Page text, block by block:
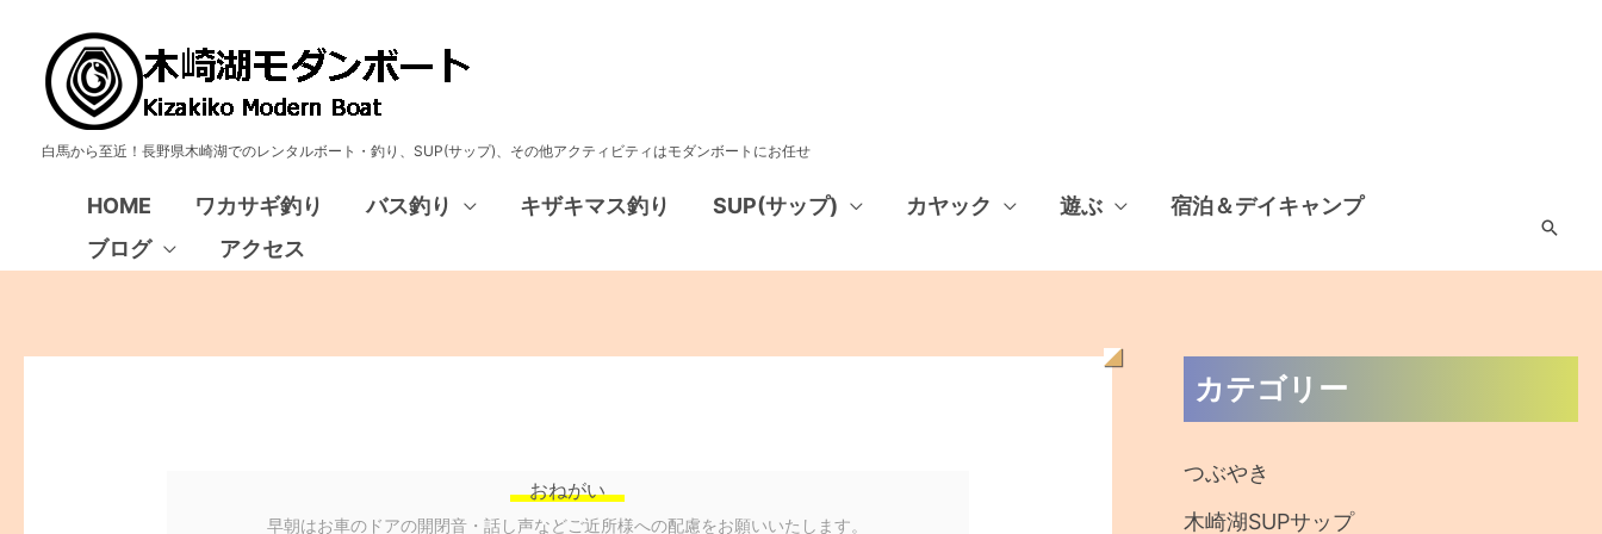
白馬から至近！長野県木崎湖でのレンタルボート・釣り、SUP(サップ)、その他アクティビティはモダンボートにお任せ
HOME ワカサギ釣り バス釣り キザキマス釣り SUP(サップ) カヤック 遊ぶ
宿泊＆デイキャンプ
ブログ
アクセス
検
おねがい
早朝はお車のドアの開閉音・話し声などご近所様への配慮をお願いいたします。
カテゴリー
つぶやき
木崎湖SUPサップ
去
の